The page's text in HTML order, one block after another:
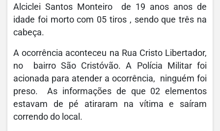
Alciclei Santos Monteiro de 19 anos anos de
idade foi morto com 05 tiros , sendo que três na
cabeça.
A ocorrência aconteceu na Rua Cristo Libertador,
no bairro São Cristóvão. A Polícia Militar foi
acionada para atender a ocorrência, ninguém foi
preso. As informações de que 02 elementos
estavam de pé atiraram na vítima e saíram
correndo do local.